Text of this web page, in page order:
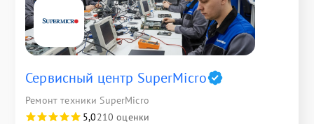
Сервисный центр SuperMicro
Ремонт техники SuperMicro
5,0210 оценки